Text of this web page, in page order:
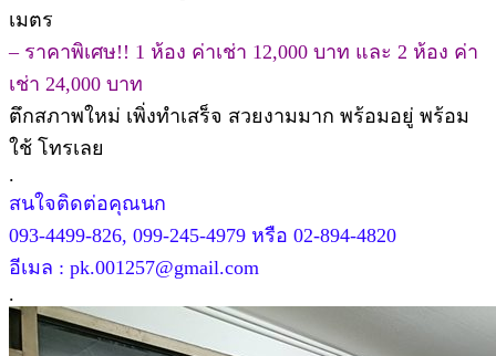
เมตร
– ราคาพิเศษ!! 1 ห้อง ค่าเช่า 12,000 บาท และ 2 ห้อง ค่า
เช่า 24,000 บาท
ตึกสภาพใหม่ เพิ่งทำเสร็จ สวยงามมาก พร้อมอยู่ พร้อม
ใช้ โทรเลย
.
สนใจติดต่อคุณนก
093-4499-826, 099-245-4979 หรือ 02-894-4820
อีเมล : pk.001257@gmail.com
.